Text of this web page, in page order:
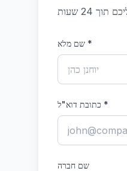
שם מלא *
כתובת דוא"ל *
שם חברה